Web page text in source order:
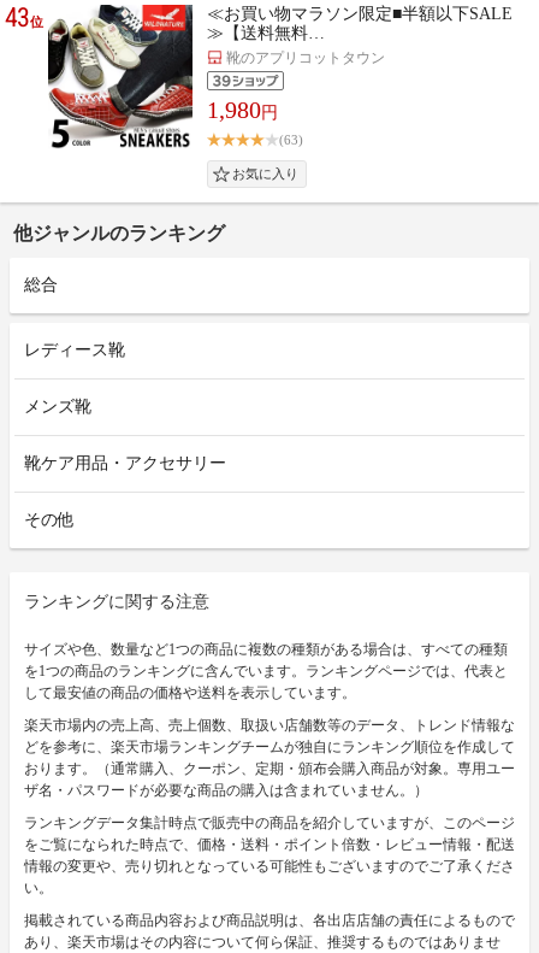
43位
≪お買い物マラソン限定■半額以下SALE
≫【送料無料…
靴のアプリコットタウン
1,980円
(63)
他ジャンルのランキング
総合
レディース靴
メンズ靴
靴ケア用品・アクセサリー
その他
ランキングに関する注意
サイズや色、数量など1つの商品に複数の種類がある場合は、すべての種類
を1つの商品のランキングに含んでいます。ランキングページでは、代表と
して最安値の商品の価格や送料を表示しています。
楽天市場内の売上高、売上個数、取扱い店舗数等のデータ、トレンド情報な
どを参考に、楽天市場ランキングチームが独自にランキング順位を作成して
おります。（通常購入、クーポン、定期・頒布会購入商品が対象。専用ユー
ザ名・パスワードが必要な商品の購入は含まれていません。）
ランキングデータ集計時点で販売中の商品を紹介していますが、このページ
をご覧になられた時点で、価格・送料・ポイント倍数・レビュー情報・配送
情報の変更や、売り切れとなっている可能性もございますのでご了承くださ
い。
掲載されている商品内容および商品説明は、各出店店舗の責任によるもので
あり、楽天市場はその内容について何ら保証、推奨するものではありませ